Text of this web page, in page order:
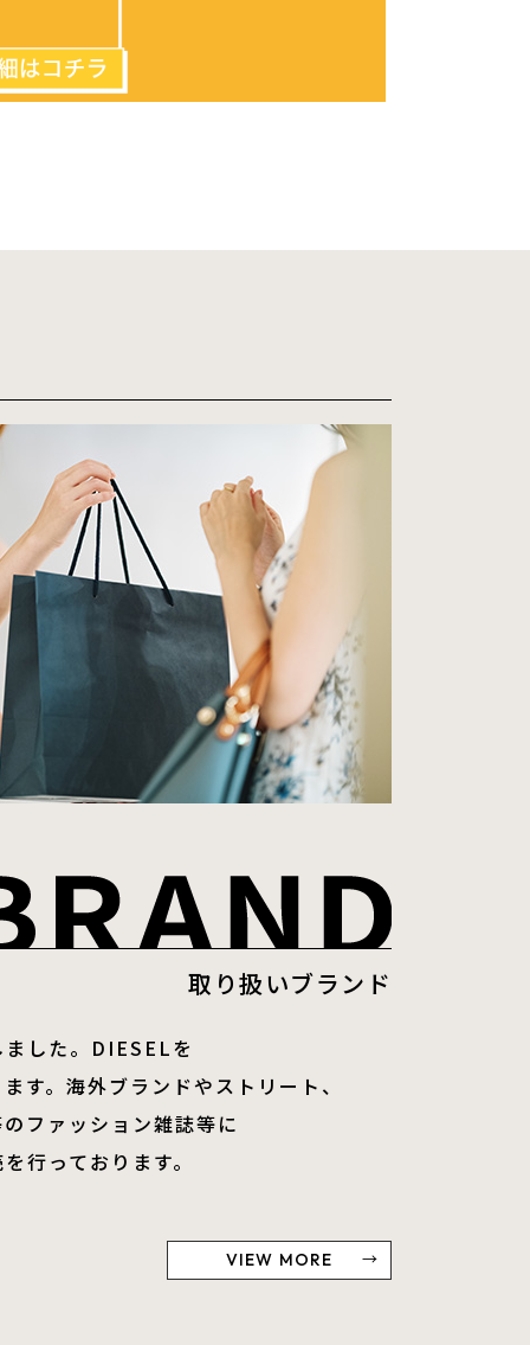
取り扱いブランド
した。DIESELを
す。海外ブランドやストリート、
ファッション雑誌等に
行っております。
VIEW MORE